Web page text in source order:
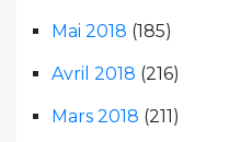
Mai 2018 (185)
Avril 2018 (216)
Mars 2018 (211)